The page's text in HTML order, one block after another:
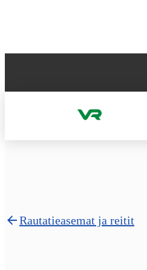
Rautatieasemat ja reitit